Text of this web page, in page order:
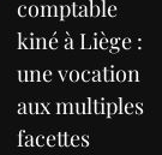
comptable
kiné à Liège :
une vocation
aux multiples
facettes